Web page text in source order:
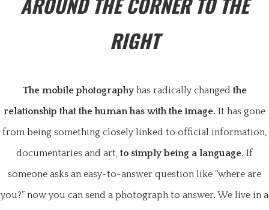
RIGHT
The mobile photographyhas radically changed the
relationship that the human has with the image. It has gone
from being something closely linked to official information,
documentaries and art, to simply being a language. If
someone asks an easy-to-answer question like “where are
you?” now you can send a photograph to answer. We live in a